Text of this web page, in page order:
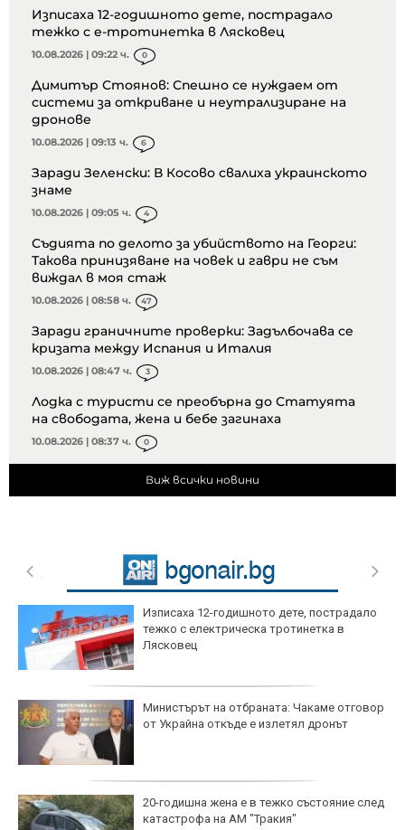
Изписаха 12-годишното дете, пострадало
тежко с е-тротинетка в Лясковец
10.08.2026 | 09:22 ч. 0
Димитър Стоянов: Спешно се нуждаем от
системи за откриване и неутрализиране на
дронове
10.08.2026 | 09:13 ч. 6
Заради Зеленски: В Косово свалиха украинското
знаме
10.08.2026 | 09:05 ч. 4
Съдията по делото за убийството на Георги:
Такова принизяване на човек и гаври не съм
виждал в моя стаж
10.08.2026 | 08:58 ч. 47
Заради граничните проверки: Задълбочава се
кризата между Испания и Италия
10.08.2026 | 08:47 ч. 3
Лодка с туристи се преобърна до Статуята
на свободата, жена и бебе загинаха
10.08.2026 | 08:37 ч. 0
Виж всички новини
Изписаха 12-годишното дете, пострадало
тежко с електрическа тротинетка в
Лясковец
Министърът на отбраната: Чакаме отговор
от Украйна откъде е излетял дронът
20-годишна жена е в тежко състояние след
катастрофа на АМ "Тракия"